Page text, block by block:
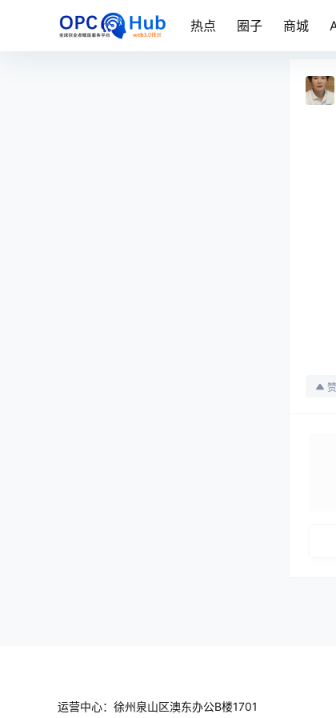
热点 圈子 商城
赞
运营中心：徐州泉山区澳东办公B楼1701